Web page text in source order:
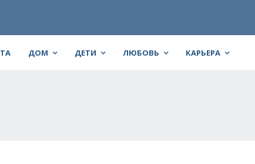
ДОМ ДЕТИ ЛЮБОВЬ КАРЬЕРА